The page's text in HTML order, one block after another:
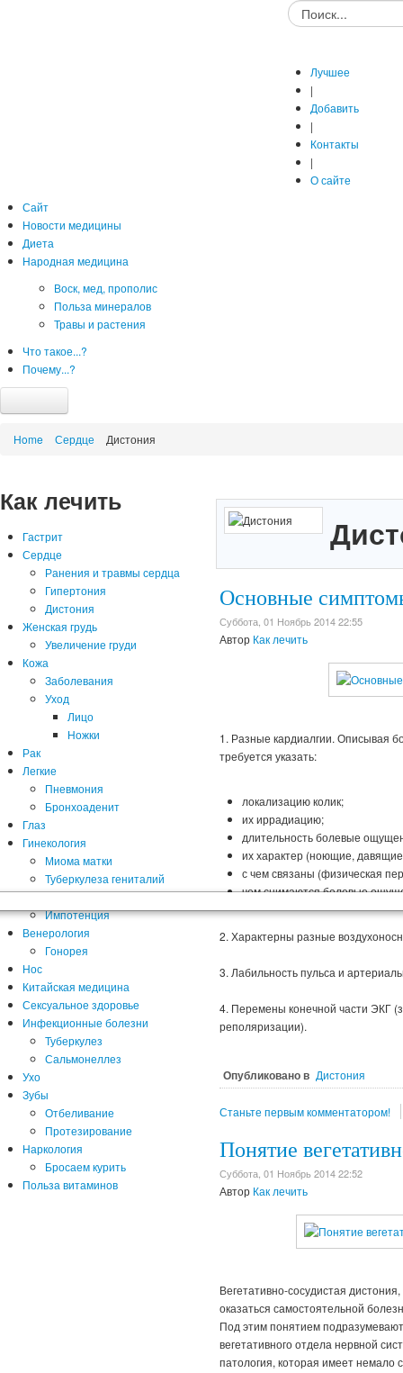
Лучшее
|
Добавить
|
Контакты
|
О сайте
Сайт
Новости медицины
Диета
Народная медицина
Воск, мед, прополис
Польза минералов
Травы и растения
Что такое...?
Почему...?
Новости медицины
Народная медицина
Воск, мед, прополис
Что такое...?
Почему...?
Home Сердце Дистония
Как лечить
Гастрит
Сердце
Ранения и травмы сердца
Гипертония
Дистония
Женская грудь
Увеличение груди
Кожа
Заболевания
Уход
Лицо
Ножки
Рак
Легкие
Пневмония
Бронхоаденит
Глаз
Гинекология
Миома матки
Туберкулеза гениталий
Болезни мужской половой сферы
Импотенция
Венерология
Гонорея
Нос
Китайская медицина
Сексуальное здоровье
Инфекционные болезни
Туберкулез
Сальмонеллез
Ухо
Зубы
Отбеливание
Протезирование
Наркология
Бросаем курить
Польза витаминов
Основные
Суббота, 01 Ноябрь 2014 22:55
Автор Как лечить
1. Разные кардиалгии. Описывая
требуется указать:
локализацию колик;
их иррадиацию;
длительность болевые
их характер (ноющие,
с чем связаны (физическая
чем снимаются болевые
2. Характерны разные
3. Лабильность пульса и
4. Перемены конечной части ЭКГ
реполяризации).
Опубликовано в Дистония
Станьте первым комментатором!
Понятие
Суббота, 01 Ноябрь 2014 22:52
Автор Как лечить
Вегетативно-сосудистая
оказаться самостоятельной
Под этим понятием
вегетативного отдела нервной
патология, которая имеет немало